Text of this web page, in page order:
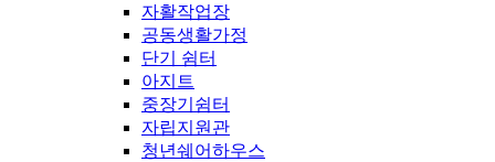
자활작업장
공동생활가정
단기 쉼터
아지트
중장기쉼터
자립지원관
청년쉐어하우스